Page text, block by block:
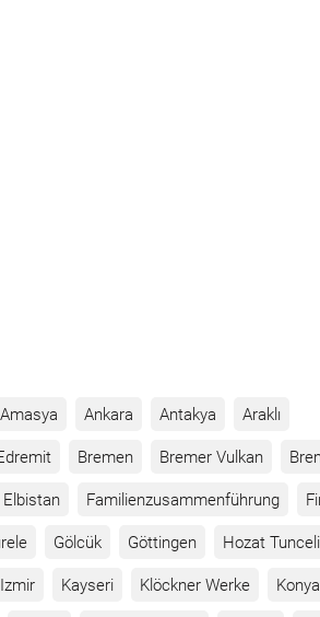
Amasya Ankara Antakya Araklı
Bremen Bremer Vulkan
Elbistan Familienzusammenführung
Gölcük Göttingen Hozat Tunceli
Izmir Kayseri Klöckner Werke Konya